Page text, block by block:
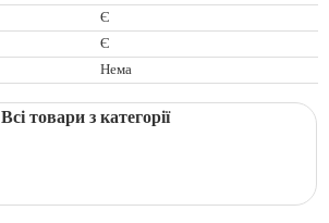
Є
Є
Нема
Всі товари з категорії